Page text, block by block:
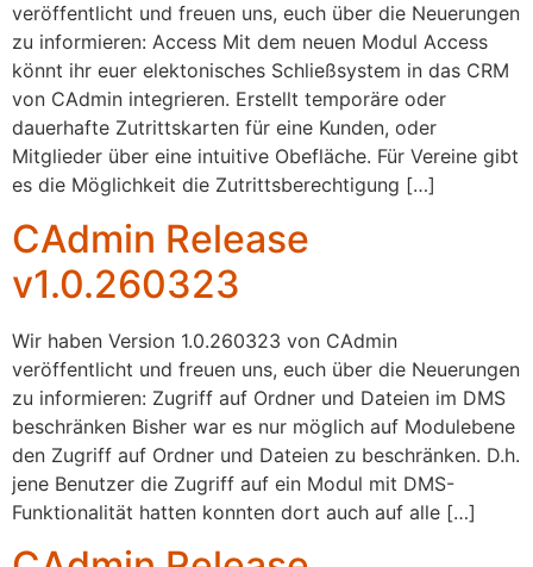
veröffentlicht und freuen uns, euch über die Neuerungen
zu informieren: Access Mit dem neuen Modul Access
könnt ihr euer elektonisches Schließsystem in das CRM
von CAdmin integrieren. Erstellt temporäre oder
dauerhafte Zutrittskarten für eine Kunden, oder
Mitglieder über eine intuitive Obefläche. Für Vereine gibt
es die Möglichkeit die Zutrittsberechtigung […]
CAdmin Release
v1.0.260323
Wir haben Version 1.0.260323 von CAdmin
veröffentlicht und freuen uns, euch über die Neuerungen
zu informieren: Zugriff auf Ordner und Dateien im DMS
beschränken Bisher war es nur möglich auf Modulebene
den Zugriff auf Ordner und Dateien zu beschränken. D.h.
jene Benutzer die Zugriff auf ein Modul mit DMS-
Funktionalität hatten konnten dort auch auf alle […]